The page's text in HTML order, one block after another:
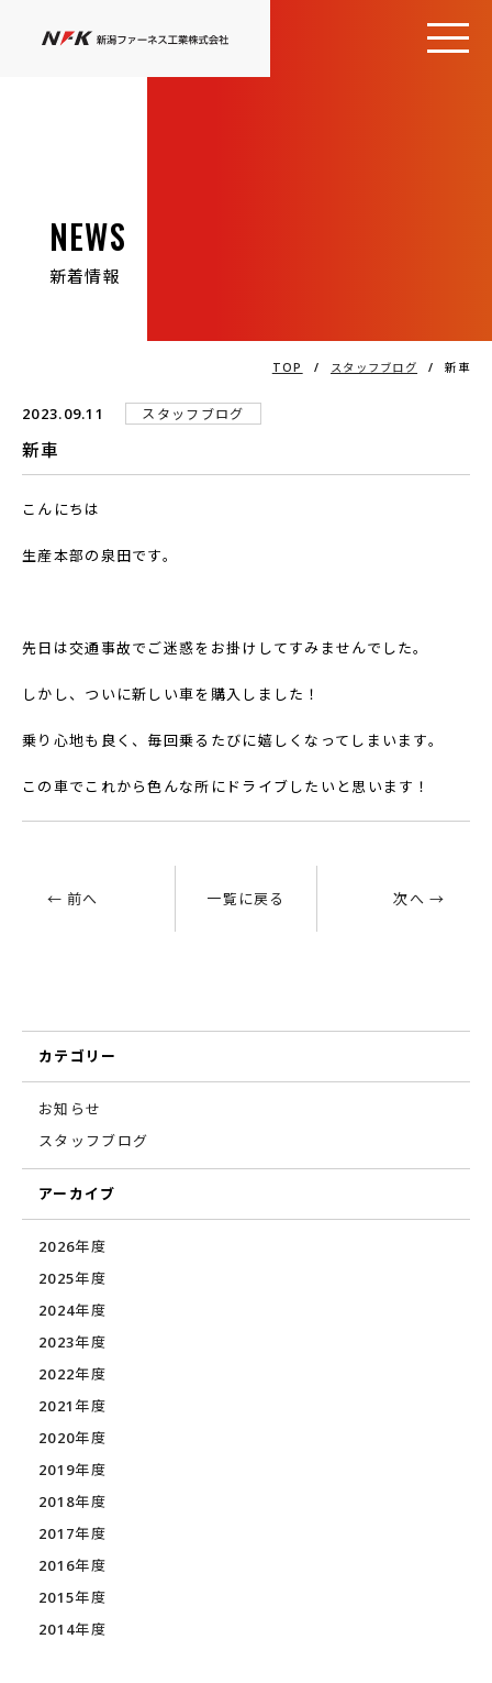
NEWS
新着情報
TOP / スタッフブログ / 新車
2023.09.11 スタッフブログ
新車
こんにちは
生産本部の泉田です。
先日は交通事故でご迷惑をお掛けしてすみませんでした。
しかし、ついに新しい車を購入しました！
乗り心地も良く、毎回乗るたびに嬉しくなってしまいます。
この車でこれから色んな所にドライブしたいと思います！
← 前へ 一覧に戻る 次へ →
カテゴリー
お知らせ
スタッフブログ
アーカイブ
2026年度
2025年度
2024年度
2023年度
2022年度
2021年度
2020年度
2019年度
2018年度
2017年度
2016年度
2015年度
2014年度